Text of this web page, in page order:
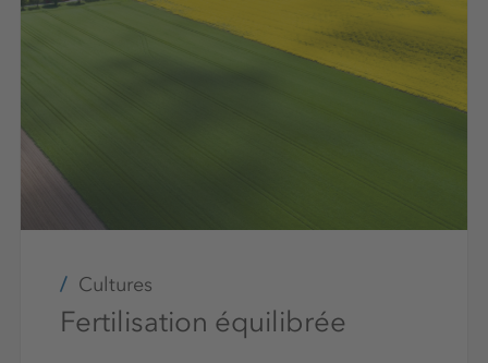
Cultures
Fertilisation équilibrée